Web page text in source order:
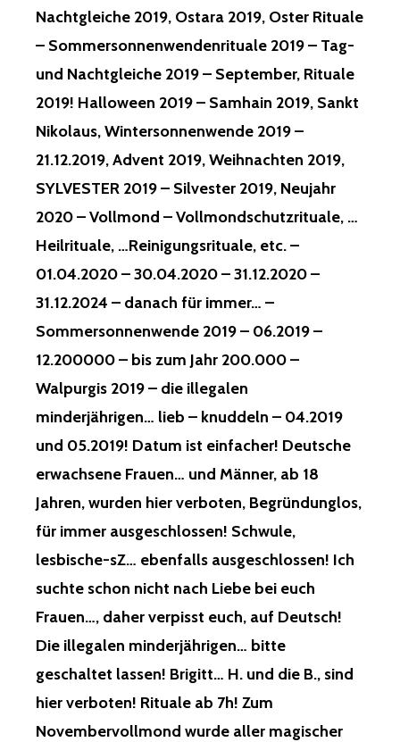
Nachtgleiche 2019, Ostara 2019, Oster Rituale
– Sommersonnenwendenrituale 2019 – Tag-
und Nachtgleiche 2019 – September, Rituale
2019! Halloween 2019 – Samhain 2019, Sankt
Nikolaus, Wintersonnenwende 2019 –
21.12.2019, Advent 2019, Weihnachten 2019,
SYLVESTER 2019 – Silvester 2019, Neujahr
2020 – Vollmond – Vollmondschutzrituale, …
Heilrituale, …Reinigungsrituale, etc. –
01.04.2020 – 30.04.2020 – 31.12.2020 –
31.12.2024 – danach für immer… –
Sommersonnenwende 2019 – 06.2019 –
12.200000 – bis zum Jahr 200.000 –
Walpurgis 2019 – die illegalen
minderjährigen… lieb – knuddeln – 04.2019
und 05.2019! Datum ist einfacher! Deutsche
erwachsene Frauen… und Männer, ab 18
Jahren, wurden hier verboten, Begründunglos,
für immer ausgeschlossen! Schwule,
lesbische-sZ… ebenfalls ausgeschlossen! Ich
suchte schon nicht nach Liebe bei euch
Frauen…, daher verpisst euch, auf Deutsch!
Die illegalen minderjährigen… bitte
geschaltet lassen! Brigitt… H. und die B., sind
hier verboten! Rituale ab 7h! Zum
Novembervollmond wurde aller magischer